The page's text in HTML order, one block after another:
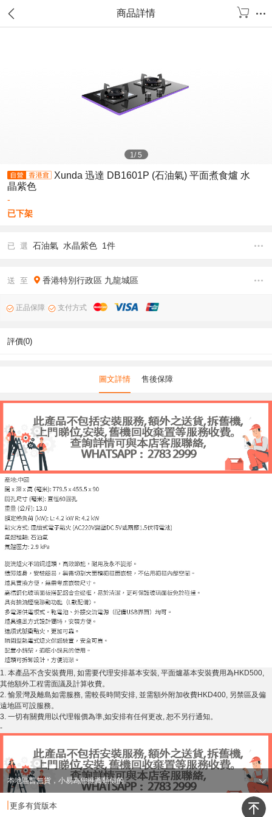
商品詳情
1/5
Xunda 迅達 DB1601P (石油氣) 平面煮食爐 水
晶紫色
-
已下架
已 選 石油氣 水晶紫色 1件
送 至 香港特別行政區 九龍城區
正品保障 支付方式
評價(0)
圖文詳情 售後保障
1. 本產品不含安裝費用, 如需要代理安排基本安裝, 平面爐基本安裝費用為HKD500,
其他額外工程需面議及計算收費。
2. 愉景灣及離島如需服務, 需較長時間安排, 並需額外附加收費HKD400, 另禁區及偏
遠地區可設服務。
3. 一切有關費用以代理報價為準,如安排有任何更改, 恕不另行通知。
-
本地區暫無貨，小易為您推薦類似的。
更多有貨版本